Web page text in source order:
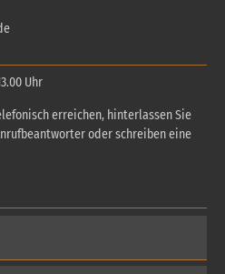
Uhr
erreichen, hinterlassen Sie
oder schreiben eine